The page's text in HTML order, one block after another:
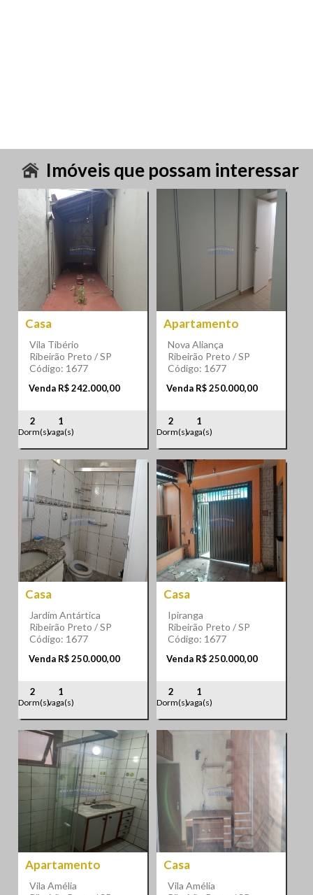
Imóveis que possam interessar
Casa
Vila Tibério
Ribeirão Preto / SP
Código: 1677
Venda R$ 242.000,00
2
Dorm(s)
1
vaga(s)
Apartamento
Nova Aliança
Ribeirão Preto / SP
Código: 1677
Venda R$ 250.000,00
2
Dorm(s)
1
vaga(s)
Casa
Jardim Antártica
Ribeirão Preto / SP
Código: 1677
Venda R$ 250.000,00
2
Dorm(s)
1
vaga(s)
Casa
Ipiranga
Ribeirão Preto / SP
Código: 1677
Venda R$ 250.000,00
2
Dorm(s)
1
vaga(s)
Apartamento
Vila Amélia
Casa
Vila Amélia